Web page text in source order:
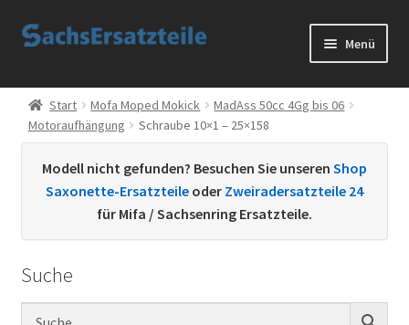
Zur
Zum
Menü
Start
AGB
Datenschutzerklärung
Kontakt
Start Mofa Moped Mokick
MadAss 50cc 4Gg bis 06
Motoraufhängung
Schraube 10×1 – 25×158
Modell nicht gefunden? Besuchen Sie unseren Shop
Saxonette-Ersatzteile oder Zweiradersatzteile 24
für Mifa / Sachsenring Ersatzteile.
Suche